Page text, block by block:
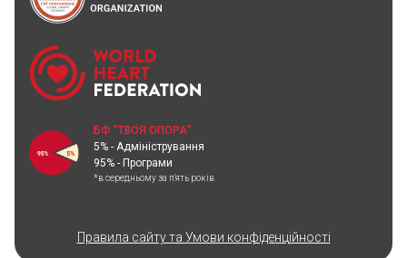
БФ "ТВОЯ ОПОРА"
5% - Адміністрування
95% - Програми
*в середньому за п'ять років
Правила сайту та Умови конфіденційності